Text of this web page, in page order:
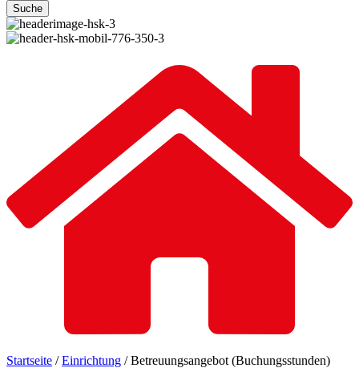
Suche
Startseite /Einrichtung /Betreuungsangebot (Buchungsstunden)